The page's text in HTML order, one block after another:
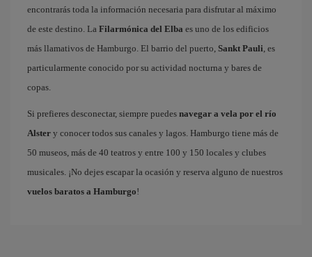
encontrarás toda la información necesaria para disfrutar al máximo
de este destino. La Filarmónica del Elba es uno de los edificios
más llamativos de Hamburgo. El barrio del puerto, Sankt Pauli, es
particularmente conocido por su actividad nocturna y bares de
copas.
Si prefieres desconectar, siempre puedes navegar a vela por el río
Alster y conocer todos sus canales y lagos. Hamburgo tiene más de
50 museos, más de 40 teatros y entre 100 y 150 locales y clubes
musicales. ¡No dejes escapar la ocasión y reserva alguno de nuestros
vuelos baratos a Hamburgo!